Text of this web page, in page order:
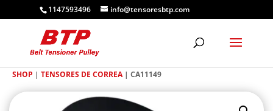
1147593496 info@tensoresbtp.com
SHOP | TENSORES DE CORREA| CA11149